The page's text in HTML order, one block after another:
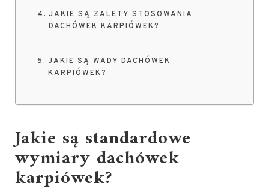
JAKIE SĄ ZALETY STOSOWANIA
DACHÓWEK KARPIÓWEK?
JAKIE SĄ WADY DACHÓWEK
KARPIÓWEK?
Jakie są standardowe
wymiary dachówek
karpiówek?